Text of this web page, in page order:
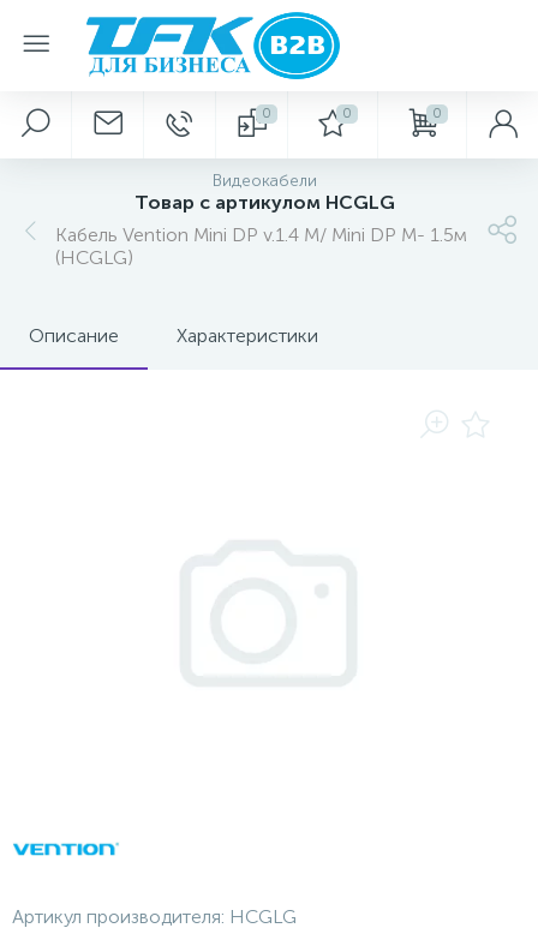
0 0 0
Видеокабели
Товар с артикулом HCGLG
Кабель Vention Mini DP v.1.4 M/ Mini DP M- 1.5м
(HCGLG)
Описание Характеристики
Артикул производителя: HCGLG